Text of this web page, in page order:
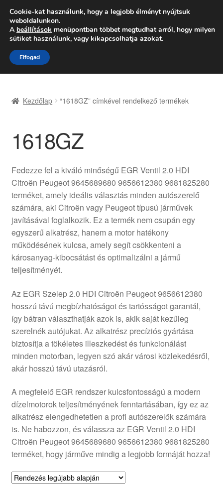
SZÁLLÍTÁS 2618 Ft-tól
Hétfő-Péntek 9:00–16:0006 80 088 054
Ugrás
a
navigációhoz
Kilépés
a
tartalomba
Adatvédelmi irányelvek
Felhasználási feltételek
Kifizetések
Panasz
Panaszkezelési szabályzat
Pénztár
Rólunk
Saját fiókom
Szállítás
Szállítás világszerte
Szekér
Kezdőlap “1618GZ” címkével rendelkező termékek
1618GZ
Fedezze fel a kiváló minőségű EGR Ventil 2.0 HDI
Citroën Peugeot 9645689680 9656612380 9681825280
terméket, amely ideális választás minden autószerelő
számára, aki Citroën vagy Peugeot típusú járművek
javításával foglalkozik. Ez a termék nem csupán egy
egyszerű alkatrész, hanem a motor hatékony
működésének kulcsa, amely segít csökkenteni a
károsanyag-kibocsátást és optimalizálni a jármű
teljesítményét.
Az EGR Szelep 2.0 HDI Citroën Peugeot 9656612380
hosszú távú megbízhatóságot és tartósságot garantál,
így bátran választhatják azok is, akik saját kezűleg
szerelnék autójukat. Az alkatrész precíziós gyártása
biztosítja a tökéletes illeszkedést és funkcionálást
minden motorban, legyen szó akár városi közlekedésről,
akár hosszú távú utazásról.
A megfelelő EGR rendszer kulcsfontosságú a modern
dízelmotorok teljesítményének fenntartásában, így ez az
alkatrész elengedhetetlen a profi autószerelők számára
is. Ne habozzon, és válassza az EGR Ventil 2.0 HDI
Citroën Peugeot 9645689680 9656612380 9681825280
terméket, hogy járműve mindig a legjobb formáját hozza!
Cookie-kat használunk, hogy a legjobb élményt nyújtsuk
weboldalunkon.
A beállítások menüpontban többet megtudhat arról, hogy milyen
sütiket használunk, vagy kikapcsolhatja azokat.
Elfogad